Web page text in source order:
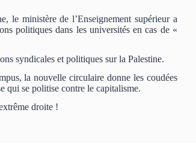
le ministère de l’Enseignement supérieur a
politiques dans les universités en cas de «
syndicales et politiques sur la Palestine.
la nouvelle circulaire donne les coudées
qui se politise contre le capitalisme.
droite !